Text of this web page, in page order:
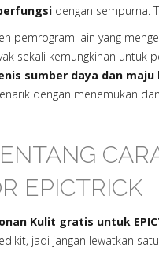
dengan sempurna.
pemrogram lain yang
sekali kemungkinan untuk
sumber daya dan maju
dengan menemukan
EPICTRICK
Kulit gratis untuk
jadi jangan lewatkan